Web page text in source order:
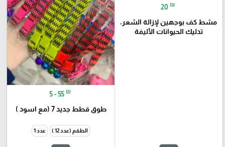
20 ₪
مشط كف بوجهين لإزالة الشعر،
تدليك الحيوانات الأليفة
5 - 55 ₪
طوق قطط جديد 7 (مع اسود )
الطقم (عدد 12 ) عدد 1